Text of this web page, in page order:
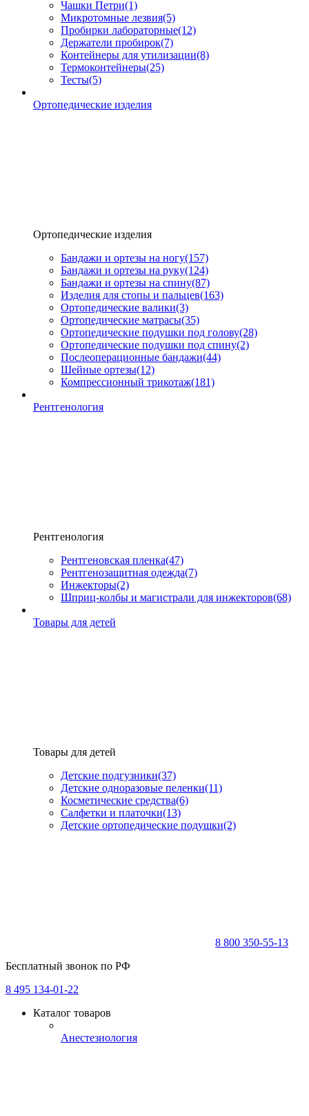
Чашки Петри(1)
Микротомные лезвия(5)
Пробирки лабораторные(12)
Держатели пробирок(7)
Контейнеры для утилизации(8)
Термоконтейнеры(25)
Тесты(5)
Ортопедические изделия
Ортопедические изделия
Бандажи и ортезы на ногу(157)
Бандажи и ортезы на руку(124)
Бандажи и ортезы на спину(87)
Изделия для стопы и пальцев(163)
Ортопедические валики(3)
Ортопедические матрасы(35)
Ортопедические подушки под голову(28)
Ортопедические подушки под спину(2)
Послеоперационные бандажи(44)
Шейные ортезы(12)
Компрессионный трикотаж(181)
Рентгенология
Рентгенология
Рентгеновская пленка(47)
Рентгенозащитная одежда(7)
Инжекторы(2)
Шприц-колбы и магистрали для инжекторов(68)
Товары для детей
Товары для детей
Детские подгузники(37)
Детские одноразовые пеленки(11)
Косметические средства(6)
Салфетки и платочки(13)
Детские ортопедические подушки(2)
8 800 350-55-13
Бесплатный звонок по РФ
8 495 134-01-22
Каталог товаров
Анестезиология